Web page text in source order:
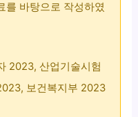
를 바탕으로 작성하였
2023, 산업기술시험
보건복지부 2023